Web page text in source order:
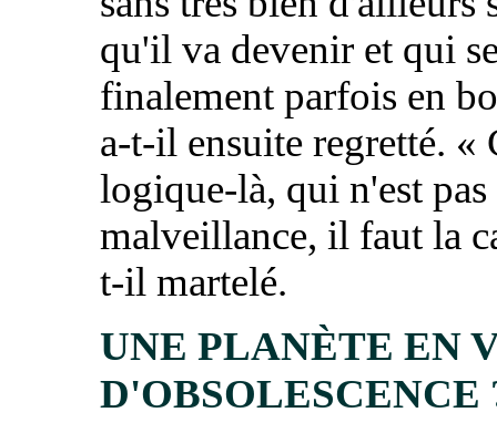
qu'il va devenir et qui
finalement parfois en
a-t-il ensuite regretté. «
logique-là, qui n'est
malveillance, il faut la
t-il martelé.
UNE PLANÈTE EN
D'OBSOLESCENCE